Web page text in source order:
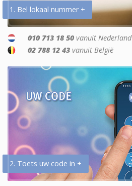
1. Bel lokaal nummer +
010 713 18 50 vanuit Nederland
02 788 12 43 vanuit België
2. Toets uw code in +